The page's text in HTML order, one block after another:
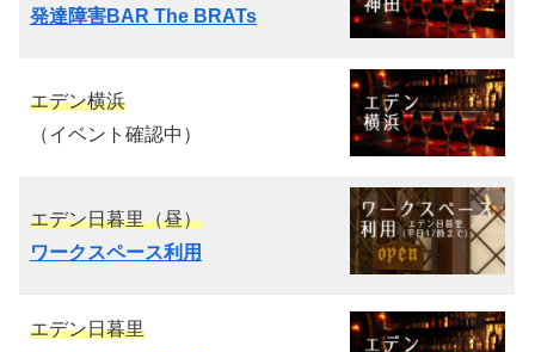
発達障害BAR The BRATs
エデン横浜
（イベント確認中）
エデン日暮里（昼）
ワークスペース利用
エデン日暮里